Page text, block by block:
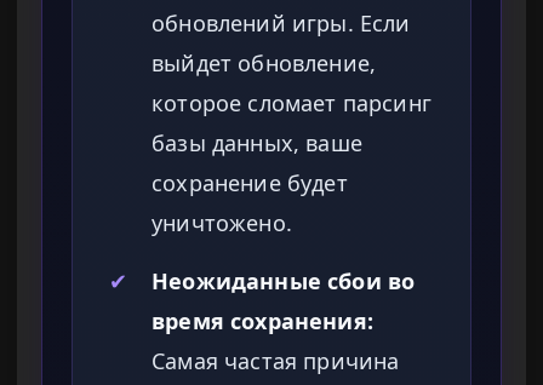
обновлений игры. Если
выйдет обновление,
которое сломает парсинг
базы данных, ваше
сохранение будет
уничтожено.
✔
Неожиданные сбои во
время сохранения:
Самая частая причина